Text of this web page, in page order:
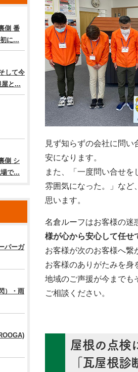
見ず知らずの会社に問
安になります。
また、「一度問い合せ
雰囲気になった。」など
思います。
名倉ルーフはお客様の迷
様が心から安心して任せ
お客様が次のお客様へ繋
お客様のありがたみを身
地域のご声援が今までも
ご相談ください。
屋根の点検
「瓦屋根
側 番
に...
して今
と...
側 シ
で...
パーガ
）・雨